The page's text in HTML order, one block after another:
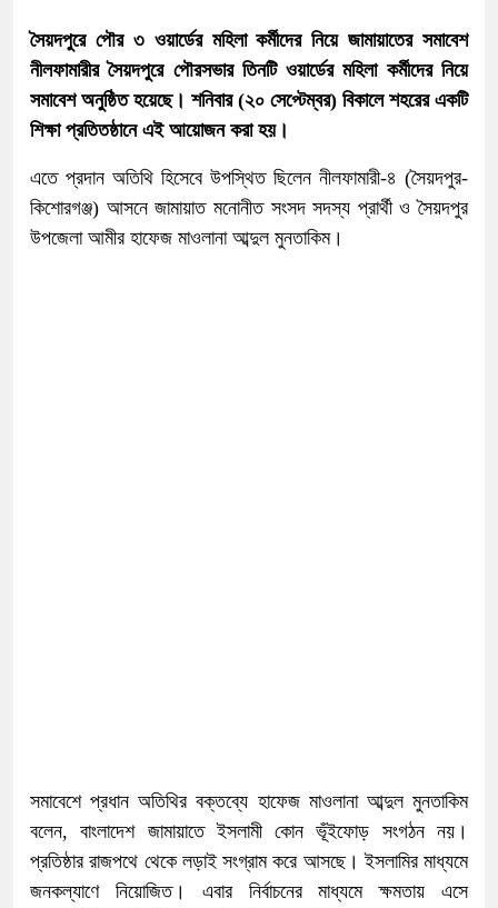
সৈয়দপুরে পৌর ৩ ওয়ার্ডের মহিলা কর্মীদের নিয়ে জামায়াতের সমাবেশ
নীলফামারীর সৈয়দপুরে পৌরসভার তিনটি ওয়ার্ডের মহিলা কর্মীদের নিয়ে
সমাবেশ অনুষ্ঠিত হয়েছে। শনিবার (২০ সেপ্টেম্বর) বিকালে শহরের একটি
শিক্ষা প্রতিতষ্ঠানে এই আয়োজন করা হয়।
এতে প্রদান অতিথি হিসেবে উপস্থিত ছিলেন নীলফামারী-৪ (সৈয়দপুর-
কিশোরগঞ্জ) আসনে জামায়াত মনোনীত সংসদ সদস্য প্রার্থী ও সৈয়দপুর
উপজেলা আমীর হাফেজ মাওলানা আব্দুল মুনতাকিম।
সমাবেশে প্রধান অতিথির বক্তব্যে হাফেজ মাওলানা আব্দুল মুনতাকিম
বলেন, বাংলাদেশ জামায়াতে ইসলামী কোন ভূঁইফোড় সংগঠন নয়।
প্রতিষ্ঠার রাজপথে থেকে লড়াই সংগ্রাম করে আসছে। ইসলামির মাধ্যমে
জনকল্যাণে নিয়োজিত। এবার নির্বাচনের মাধ্যমে ক্ষমতায় এসে